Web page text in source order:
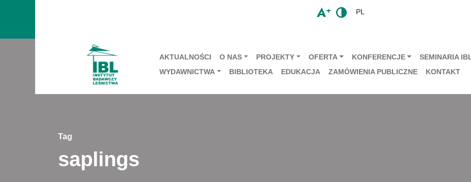
PL
AKTUALNOŚCI O NAS PROJEKTY OFERTA KONFERENCJE
SEMINARIA
WYDAWNICTWA
BIBLIOTEKA EDUKACJA ZAMÓWIENIA PUBLICZNE KONTAKT
Tag
saplings